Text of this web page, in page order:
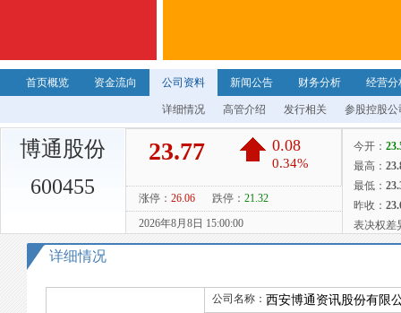
首页概览 资金流向 公司资料 新闻公告 财务分析 经营分
详细情况 高管介绍 发行相关 参股控股公
博通股份
600455